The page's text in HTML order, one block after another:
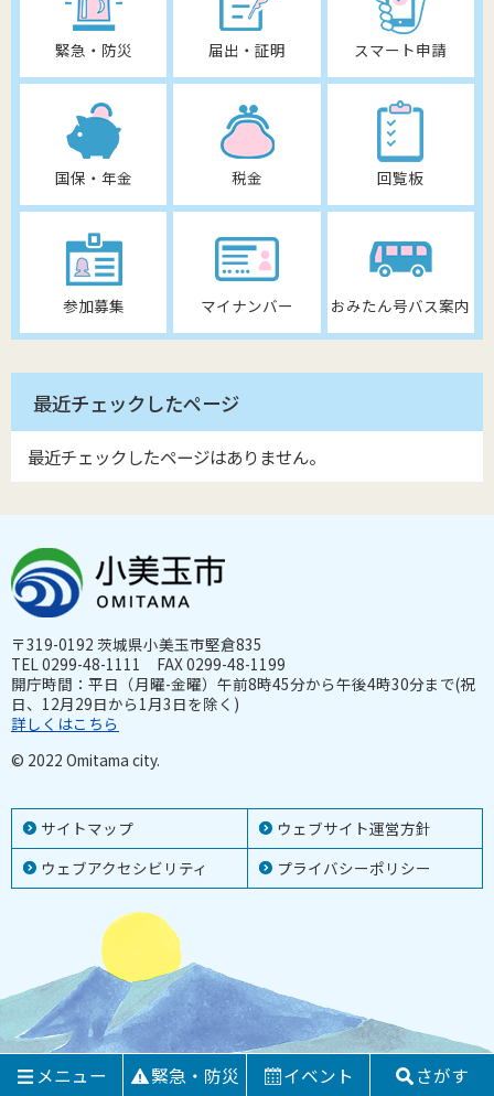
緊急・防災 届出・証明 スマート申請
国保・年金 税金 回覧板
参加募集 マイナンバー おみたん号バス案内
最近チェックしたページ
最近チェックしたページはありません。
サイトマップ
ウェブサイト運営方針
ウェブアクセシビリティ
プライバシーポリシー
〒319-0192 茨城県小美玉市堅倉835
TEL 0299-48-1111 FAX 0299-48-1199
開庁時間：平日（月曜-金曜）午前8時45分から午後4時30分まで(祝
日、12月29日から1月3日を除く)
詳しくはこちら
© 2022 Omitama city.
メニュー 緊急・防災 イベント さがす